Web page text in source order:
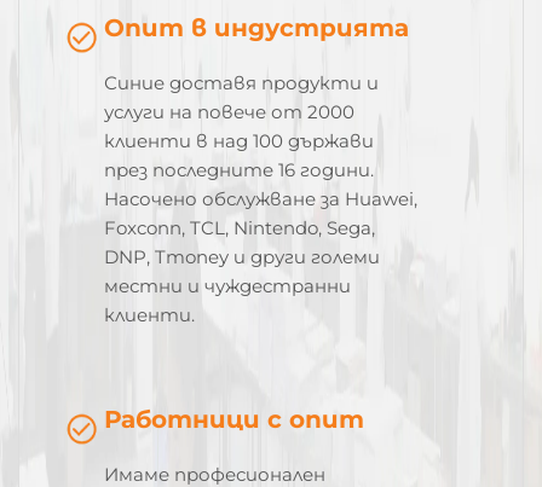
Опит в индустрията
Синие доставя продукти и
услуги на повече от 2000
клиенти в над 100 държави
през последните 16 години.
Насочено обслужване за Huawei,
Foxconn, TCL, Nintendo, Sega,
DNP, Tmoney и други големи
местни и чуждестранни
клиенти.
Работници с опит
Имаме професионален